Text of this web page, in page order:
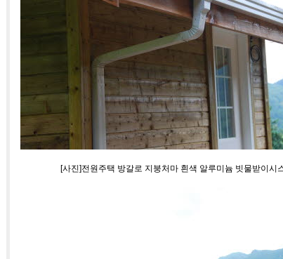
[사진]전원주택 방갈로 지붕처마 흰색 알루미늄 빗물받이시